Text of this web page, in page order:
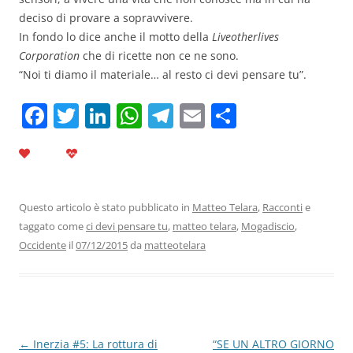
deciso di provare a sopravvivere.
In fondo lo dice anche il motto della Liveotherlives
Corporation che di ricette non ce ne sono.
“Noi ti diamo il materiale… al resto ci devi pensare tu”.
F
b
o
T Li
dI
n
W
A
p
T
a
m
E
vi
di
Questo articolo è stato pubblicato in Matteo Telara, Raccontie
taggato comeci devi pensare tu, matteo telara, Mogadiscio,
Occidente il07/12/2015da matteotelara
Navigazione
← Inerzia #5: La rottura di
“SE UN ALTRO GIORNO